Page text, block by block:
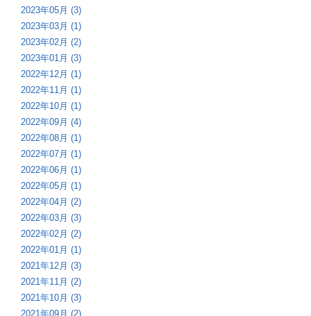
2023年05月 (3)
2023年03月 (1)
2023年02月 (2)
2023年01月 (3)
2022年12月 (1)
2022年11月 (1)
2022年10月 (1)
2022年09月 (4)
2022年08月 (1)
2022年07月 (1)
2022年06月 (1)
2022年05月 (1)
2022年04月 (2)
2022年03月 (3)
2022年02月 (2)
2022年01月 (1)
2021年12月 (3)
2021年11月 (2)
2021年10月 (3)
2021年09月 (2)